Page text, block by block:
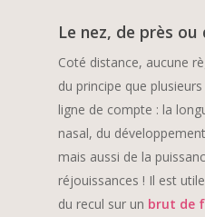
Le nez, de près ou
Coté distance, aucune
du principe que
ligne de compte : la
nasal, du
mais aussi de la
réjouissances ! Il est
du recul sur un brut de